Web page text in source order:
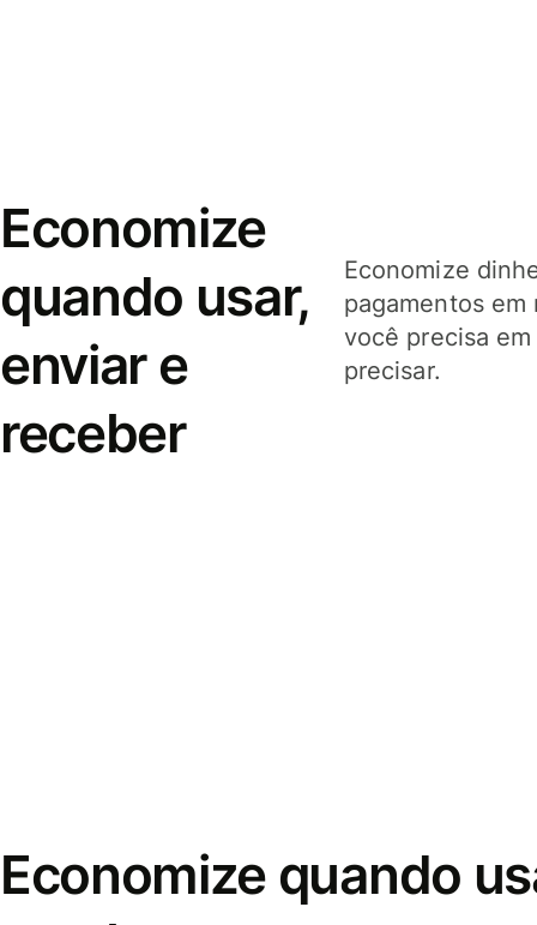
Economize
quando usar,
enviar e
receber
Economize
pagamentos
você precisa
precisar.
Economize quando